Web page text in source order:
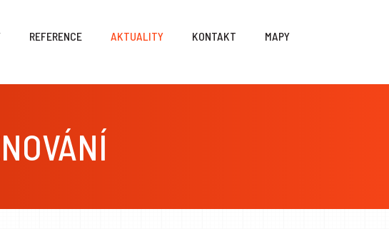
REFERENCE AKTUALITY KONTAKT MAPY